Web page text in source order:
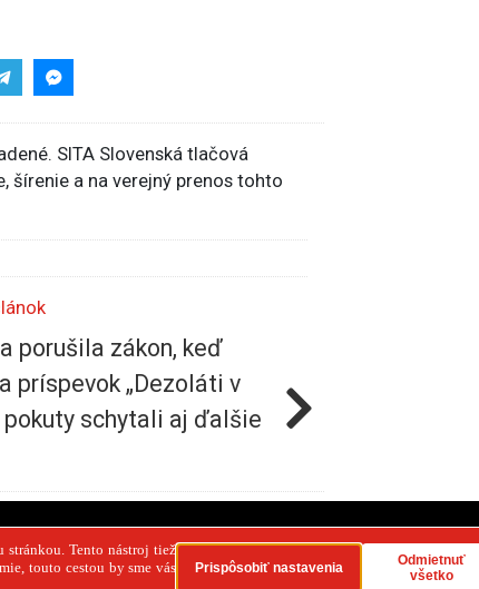
SITA Slovenská tlačová
šírenie a na verejný prenos tohto
porušila zákon, keď
príspevok „Dezoláti v
pokuty schytali aj ďalšie
Spolupráca Kontakt Zásady používania cookies